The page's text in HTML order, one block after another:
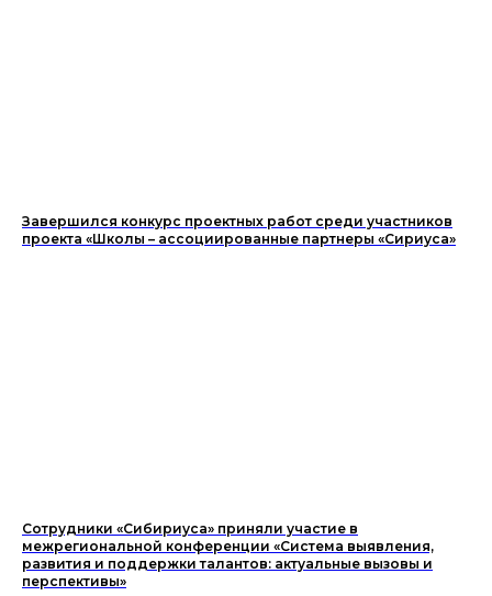
Завершился конкурс проектных работ среди участников
проекта «Школы – ассоциированные партнеры «Сириуса»
Сотрудники «Сибириуса» приняли участие в
межрегиональной конференции «Система выявления,
развития и поддержки талантов: актуальные вызовы и
перспективы»